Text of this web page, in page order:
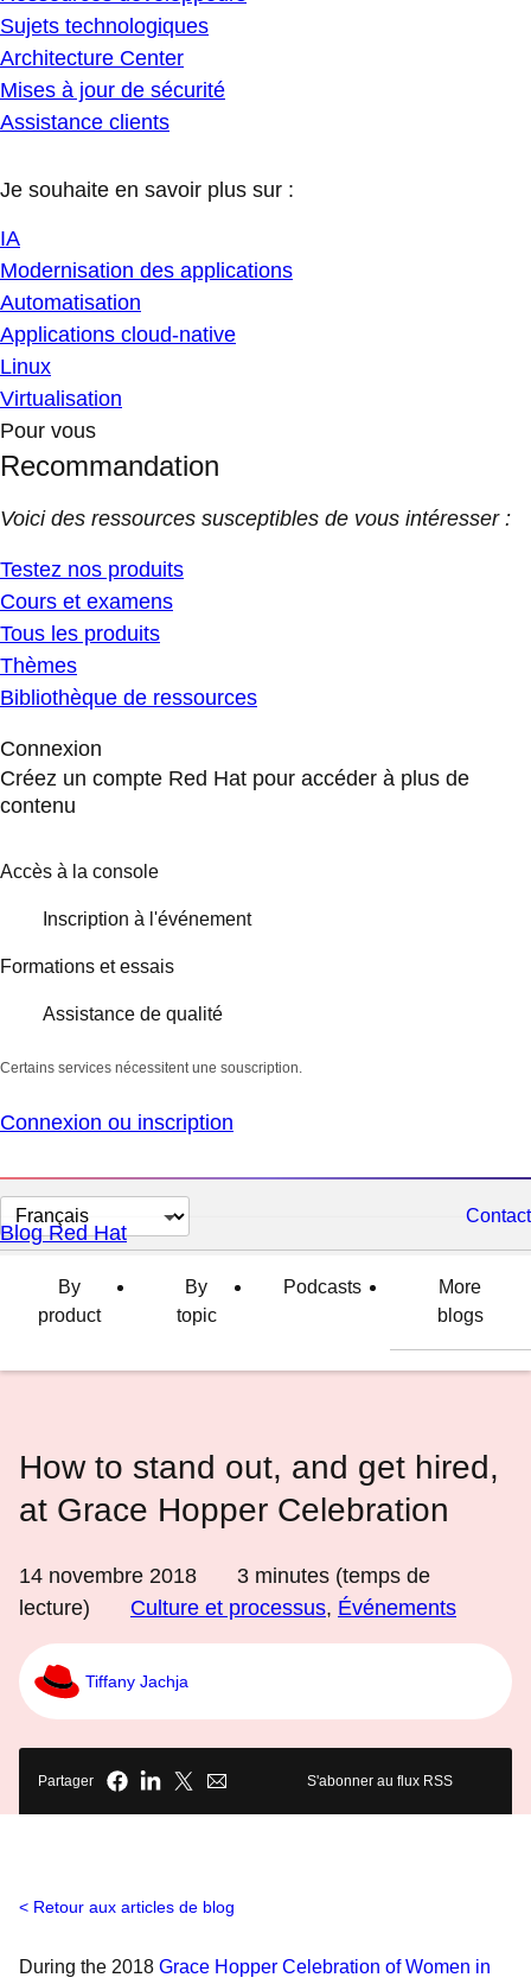
Sujets technologiques
Architecture Center
Mises à jour de sécurité
Assistance clients
Je souhaite en savoir plus sur :
IA
Modernisation des applications
Automatisation
Applications cloud-native
Linux
Virtualisation
Pour vous
Recommandation
Voici des ressources susceptibles de vous intéresser :
Testez nos produits
Cours et examens
Tous les produits
Thèmes
Bibliothèque de ressources
Connexion
Créez un compte Red Hat pour accéder à plus de
contenu
Accès à la console
Inscription à l'événement
Formations et essais
Assistance de qualité
Certains services nécessitent une souscription.
Connexion ou inscription
Changer
la
langue
Contact
Blog Red Hat
By
product
By
topic
Podcasts
More
blogs
How to stand out, and get hired,
at Grace Hopper Celebration
14 novembre 2018 3 minutes (temps de
lecture)
Culture et processus, Événements
Tiffany Jachja
Partager S'abonner au flux RSS
Retour aux articles de blog
During the 2018 Grace Hopper Celebration of Women in